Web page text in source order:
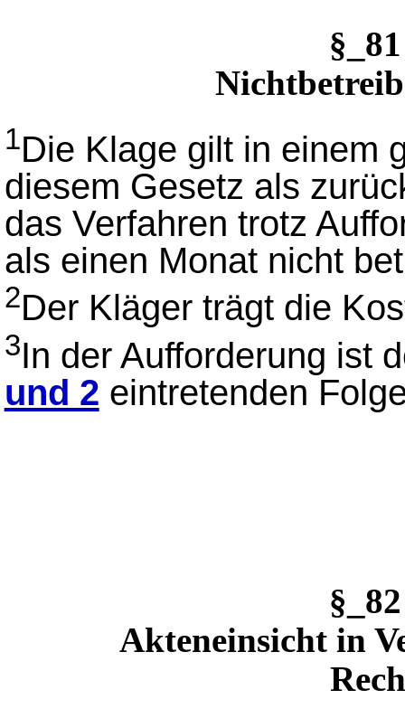
1Die Klage gilt in einem
diesem Gesetz als
das Verfahren trotz
als einen Monat nicht
2Der Kläger trägt die
3In der Aufforderung ist
und 2 eintretenden
Akteneinsicht in